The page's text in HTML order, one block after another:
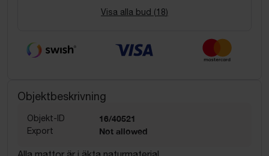
Visa alla bud (18)
Objektbeskrivning
Objekt-ID 16/40521
Export Not allowed